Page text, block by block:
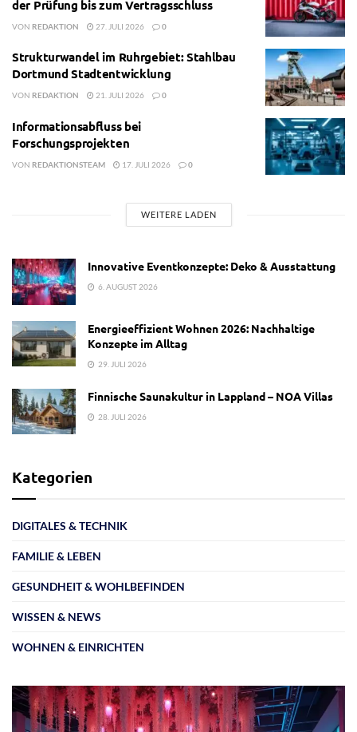
der Prüfung bis zum Vertragsschluss
VON REDAKTION 27. JULI 2026 0
Strukturwandel im Ruhrgebiet: Stahlbau
Dortmund Stadtentwicklung
VON REDAKTION 21. JULI 2026 0
Informationsabfluss bei
Forschungsprojekten
VON REDAKTIONSTEAM 17. JULI 2026 0
WEITERE LADEN
Innovative Eventkonzepte: Deko & Ausstattung
6. AUGUST 2026
Energieeffizient Wohnen 2026: Nachhaltige
Konzepte im Alltag
29. JULI 2026
Finnische Saunakultur in Lappland – NOA Villas
28. JULI 2026
Kategorien
DIGITALES & TECHNIK
FAMILIE & LEBEN
GESUNDHEIT & WOHLBEFINDEN
WISSEN & NEWS
WOHNEN & EINRICHTEN